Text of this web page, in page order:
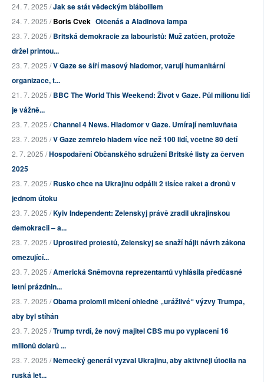
24. 7. 2025 /Jak se stát vědeckým blábolilem
24. 7. 2025 /Boris Cvek Otčenáš a Aladinova lampa
23. 7. 2025 /Britská demokracie za labouristů: Muž zatčen, protože
držel printou...
23. 7. 2025 /V Gaze se šíří masový hladomor, varují humanitární
organizace, t...
21. 7. 2025 /BBC The World This Weekend: Život v Gaze. Půl milionu lidí
je vážně...
23. 7. 2025 /Channel 4 News. Hladomor v Gaze. Umírají nemluvňata
23. 7. 2025 /V Gaze zemřelo hladem více než 100 lidí, včetně 80 dětí
2. 7. 2025 /Hospodaření Občanského sdružení Britské listy za červen
2025
23. 7. 2025 /Rusko chce na Ukrajinu odpálit 2 tisíce raket a dronů v
jednom útoku
23. 7. 2025 /Kyiv Independent: Zelenskyj právě zradil ukrajinskou
demokracii – a...
23. 7. 2025 /Uprostřed protestů, Zelenskyj se snaží hájit návrh zákona
omezující...
23. 7. 2025 /Americká Sněmovna reprezentantů vyhlásila předčasné
letní prázdnin...
23. 7. 2025 /Obama prolomil mlčení ohledně „urážlivé“ výzvy Trumpa,
aby byl stíhán
23. 7. 2025 /Trump tvrdí, že nový majitel CBS mu po vyplacení 16
milionů dolarů ...
23. 7. 2025 /Německý generál vyzval Ukrajinu, aby aktivněji útočila na
ruská let...